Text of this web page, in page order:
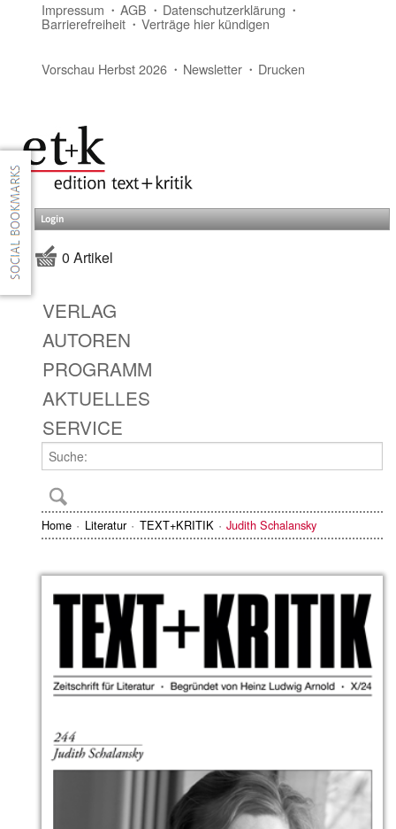
Impressum AGB Datenschutzerklärung
Barrierefreiheit Verträge hier kündigen
Vorschau Herbst 2026 Newsletter Drucken
Login
0 Artikel
VERLAG
AUTOREN
PROGRAMM
AKTUELLES
SERVICE
Home Literatur TEXT+KRITIK Judith Schalansky